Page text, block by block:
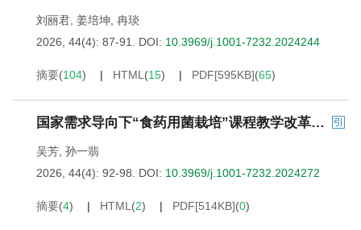
刘丽君 姜培坤 冉琰
2026, 44(4): 87-91.
DOI: 10.3969/j.1001-7232.2024244
摘要(104) HTML (15) PDF[595KB](65)
国家需求导向下“食药用菌栽培”课程教学改革探索
吴芳 孙一翡
2026, 44(4): 92-98.
DOI: 10.3969/j.1001-7232.2024272
摘要(4) HTML (2) PDF[514KB](0)